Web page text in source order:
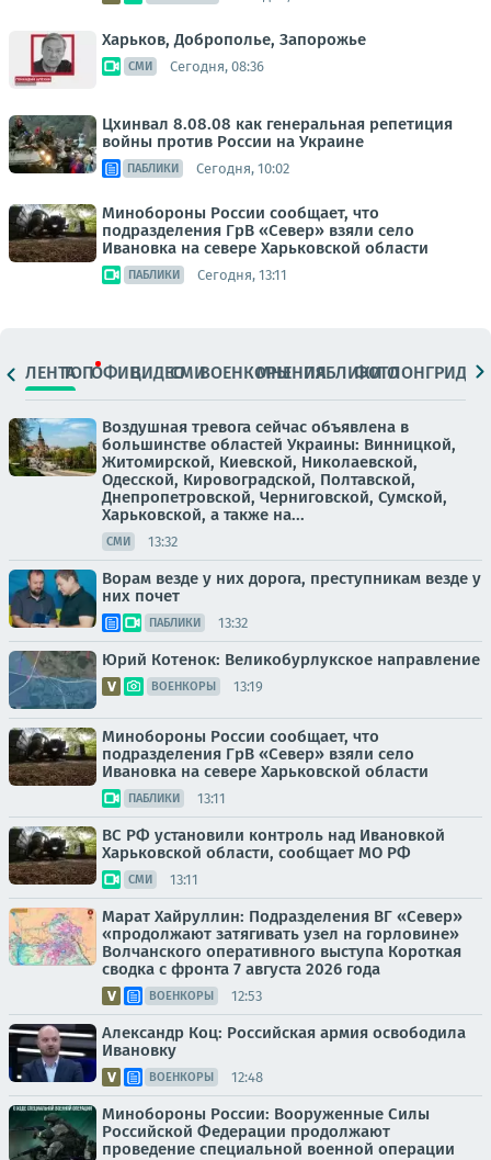
Харьков, Доброполье, Запорожье
СМИ Сегодня, 08:36
Цхинвал 8.08.08 как генеральная репетиция
войны против России на Украине
ПАБЛИКИ Сегодня, 10:02
Минобороны России сообщает, что
подразделения ГрВ «Север» взяли село
Ивановка на севере Харьковской области
ПАБЛИКИ Сегодня, 13:11
ЛЕНТАТОПОФИЦ.ВИДЕОСМИВОЕНКОРЫМНЕНИЯПАБЛИКИ
ФОТОЛОНГРИДЫ
Воздушная тревога сейчас объявлена в
большинстве областей Украины: Винницкой,
Житомирской, Киевской, Николаевской,
Одесской, Кировоградской, Полтавской,
Днепропетровской, Черниговской, Сумской,
Харьковской, а также на...
СМИ 13:32
Ворам везде у них дорога, преступникам везде у
них почет
ПАБЛИКИ 13:32
Юрий Котенок: Великобурлукское направление
ВОЕНКОРЫ 13:19
Минобороны России сообщает, что
подразделения ГрВ «Север» взяли село
Ивановка на севере Харьковской области
ПАБЛИКИ 13:11
ВС РФ установили контроль над Ивановкой
Харьковской области, сообщает МО РФ
СМИ 13:11
Марат Хайруллин: Подразделения ВГ «Север»
«продолжают затягивать узел на горловине»
Волчанского оперативного выступа Короткая
сводка с фронта 7 августа 2026 года
ВОЕНКОРЫ 12:53
Александр Коц: Российская армия освободила
Ивановку
ВОЕНКОРЫ 12:48
Минобороны России: Вооруженные Силы
Российской Федерации продолжают
проведение специальной военной операции